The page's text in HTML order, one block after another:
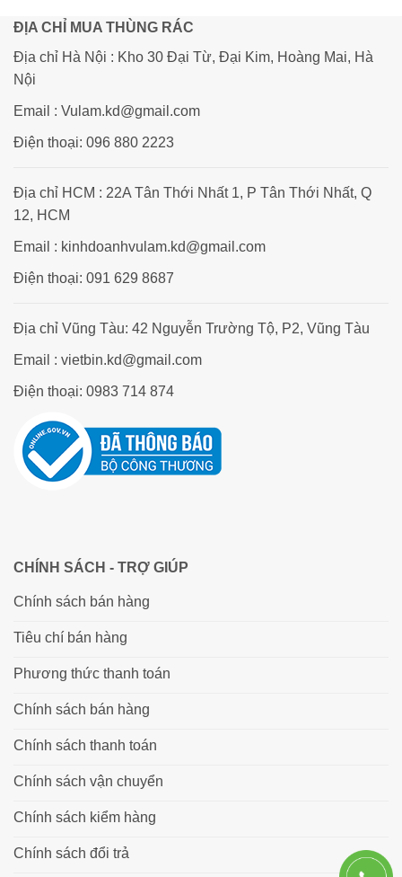
ĐỊA CHỈ MUA THÙNG RÁC
Địa chỉ Hà Nội : Kho 30 Đại Từ, Đại Kim, Hoàng Mai, Hà
Nội
Email : Vulam.kd@gmail.com
Điện thoại: 096 880 2223
Địa chỉ HCM : 22A Tân Thới Nhất 1, P Tân Thới Nhất, Q
12, HCM
Email : kinhdoanhvulam.kd@gmail.com
Điện thoại: 091 629 8687
Địa chỉ Vũng Tàu: 42 Nguyễn Trường Tộ, P2, Vũng Tàu
Email : vietbin.kd@gmail.com
Điện thoại: 0983 714 874
CHÍNH SÁCH - TRỢ GIÚP
Chính sách bán hàng
Tiêu chí bán hàng
Phương thức thanh toán
Chính sách bán hàng
Chính sách thanh toán
Chính sách vận chuyển
Chính sách kiểm hàng
Chính sách đổi trả